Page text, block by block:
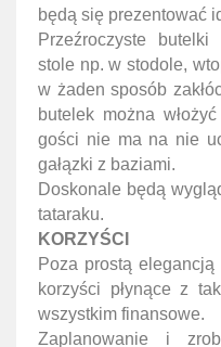
będą się prezentować
Przeźroczyste
stole np. w stodole,
w żaden sposób
butelek można
gości nie ma na nie
gałązki z baziami.
Doskonale będą
tataraku.
KORZYŚCI
Poza prostą
korzyści płynące z
wszystkim finansowe.
Zaplanowanie i